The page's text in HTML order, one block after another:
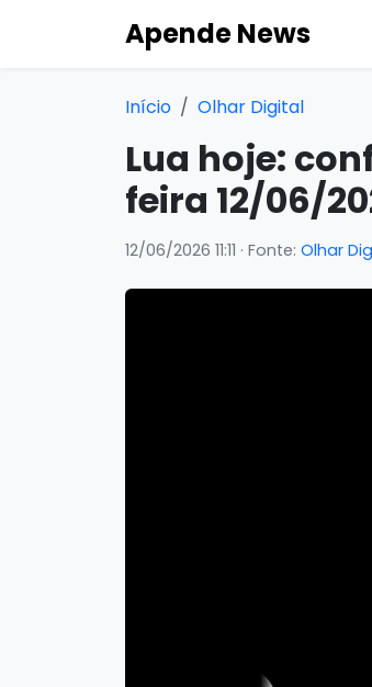
Apende News
Início Olhar Digital
Lua hoje:
feira 12/06/
12/06/2026 11:11 · Fonte: Olhar